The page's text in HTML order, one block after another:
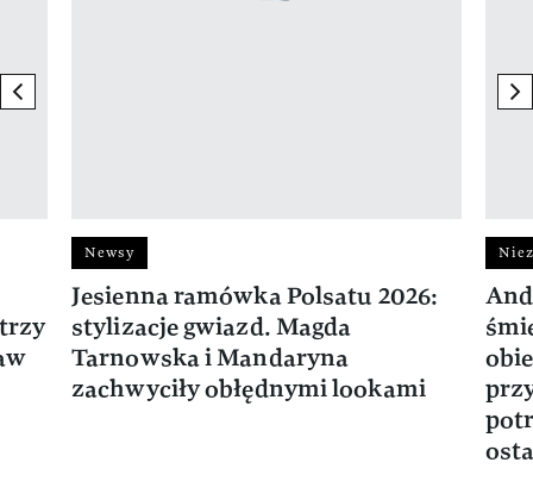
previous element
Newsy
Jesienna ramówka Polsatu 2026:
stylizacje gwiazd. Magda
Tarnowska i Mandaryna
zachwyciły obłędnymi lookami